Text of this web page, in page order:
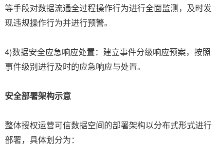
等手段对数据流通全过程操作行为进行全面监测，及时发
现违规操作行为并进行预警。
4)数据安全应急响应处置：建立事件分级响应预案，按照
事件级别进行及时的应急响应与处置。
安全部署架构示意
整体授权运营可信数据空间的部署架构以分布式形式进行
部署，具体划分为：